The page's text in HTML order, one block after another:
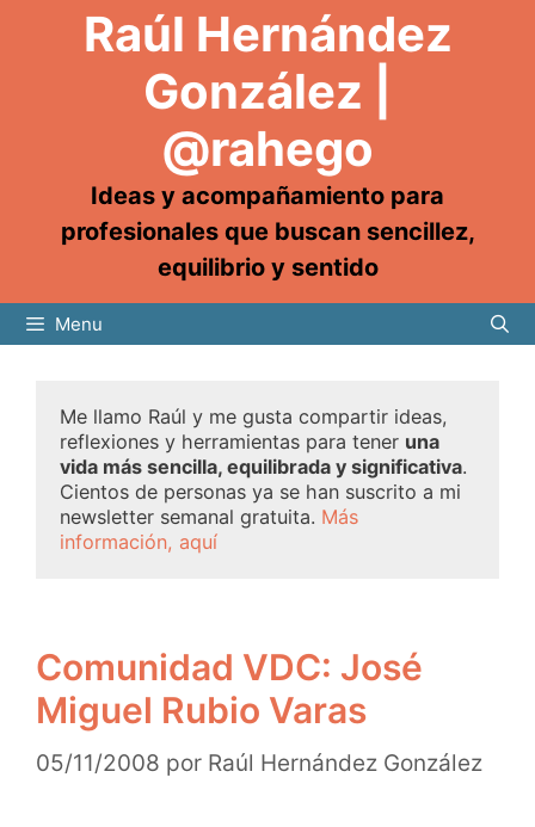
Raúl Hernández
González |
@rahego
Ideas y acompañamiento para
profesionales que buscan sencillez,
equilibrio y sentido
Menu
Me llamo Raúl y me gusta compartir ideas,
reflexiones y herramientas para tener una
vida más sencilla, equilibrada y significativa.
Cientos de personas ya se han suscrito a mi
newsletter semanal gratuita. Más
información, aquí
Comunidad VDC: José
Miguel Rubio Varas
05/11/2008 por Raúl Hernández González